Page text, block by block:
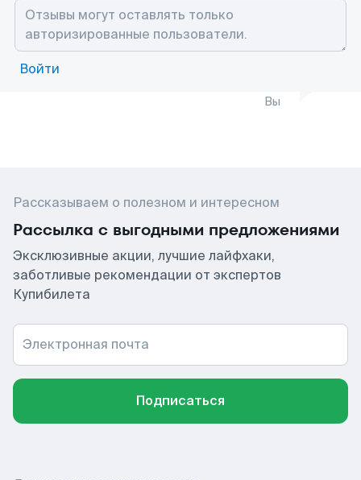
Войти
Вы
Рассказываем о полезном и интересном
Рассылка с выгодными предложениями
Эксклюзивные акции, лучшие лайфхаки,
заботливые рекомендации от экспертов
Купибилета
Электронная почта
Подписаться